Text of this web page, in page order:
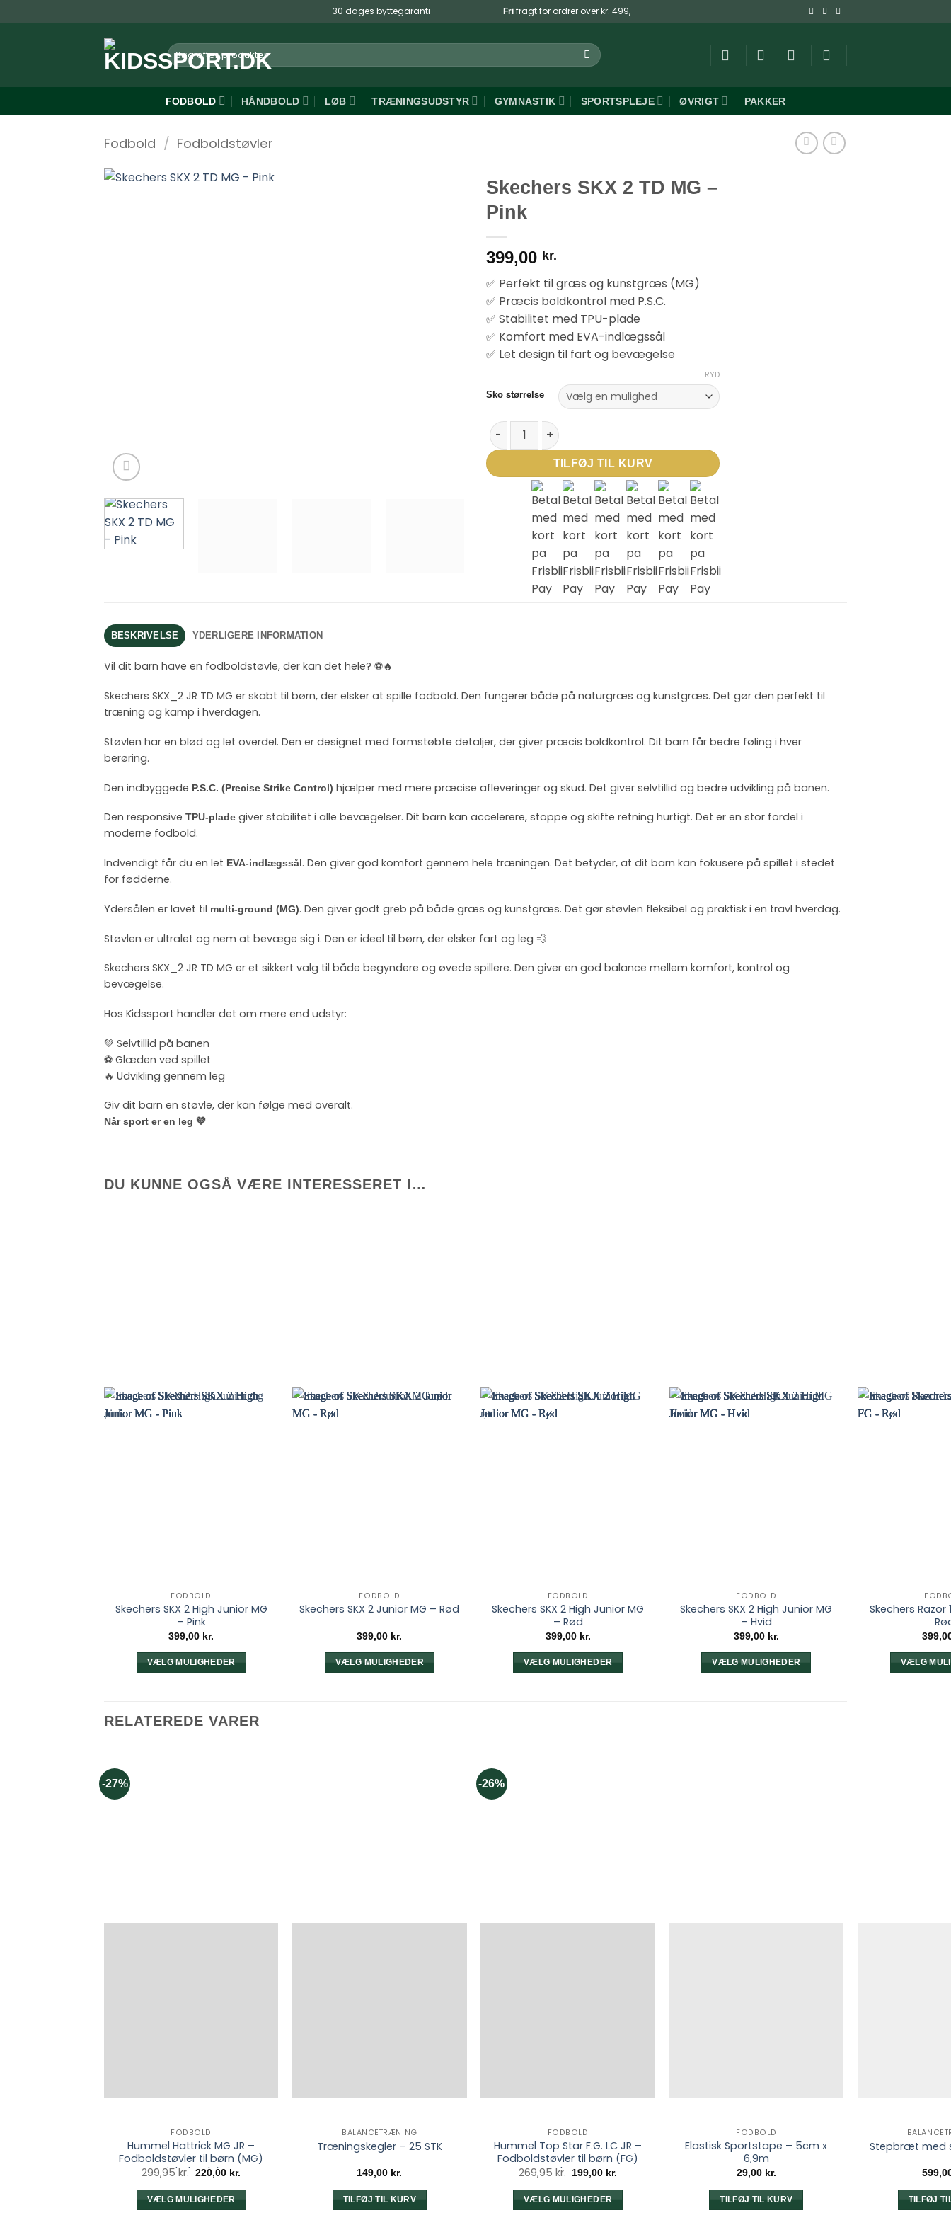
til
30 dages byttegaranti Fri fragt for ordrer over kr. 499,-
Søg
efter:
FODBOLD HÅNDBOLD LØB TRÆNINGSUDSTYR GYMNASTIK SPORTSPLEJE ØVRIGT PAKKER
Fodbold / Fodboldstøvler
Skechers SKX 2 TD MG –
Pink
399,00 kr.
✅ Perfekt til græs og kunstgræs (MG)
✅ Præcis boldkontrol med P.S.C.
✅ Stabilitet med TPU-plade
✅ Komfort med EVA-indlægssål
✅ Let design til fart og bevægelse
Sko størrelse
RYD
Skechers SKX 2 TD MG - Pink antal
TILFØJ TIL KURV
BESKRIVELSE YDERLIGERE INFORMATION
Vil dit barn have en fodboldstøvle, der kan det hele? ⚽🔥
Skechers SKX_2 JR TD MG er skabt til børn, der elsker at spille fodbold. Den fungerer både på naturgræs og kunstgræs. Det gør den perfekt til
træning og kamp i hverdagen.
Støvlen har en blød og let overdel. Den er designet med formstøbte detaljer, der giver præcis boldkontrol. Dit barn får bedre føling i hver
berøring.
Den indbyggede P.S.C. (Precise Strike Control) hjælper med mere præcise afleveringer og skud. Det giver selvtillid og bedre udvikling på banen.
Den responsive TPU-plade giver stabilitet i alle bevægelser. Dit barn kan accelerere, stoppe og skifte retning hurtigt. Det er en stor fordel i
moderne fodbold.
Indvendigt får du en let EVA-indlægssål. Den giver god komfort gennem hele træningen. Det betyder, at dit barn kan fokusere på spillet i stedet
for fødderne.
Ydersålen er lavet til multi-ground (MG). Den giver godt greb på både græs og kunstgræs. Det gør støvlen fleksibel og praktisk i en travl hverdag.
Støvlen er ultralet og nem at bevæge sig i. Den er ideel til børn, der elsker fart og leg 💨
Skechers SKX_2 JR TD MG er et sikkert valg til både begyndere og øvede spillere. Den giver en god balance mellem komfort, kontrol og
bevægelse.
Hos Kidssport handler det om mere end udstyr:
💚 Selvtillid på banen
⚽ Glæden ved spillet
🔥 Udvikling gennem leg
Giv dit barn en støvle, der kan følge med overalt.
Når sport er en leg 💚
DU KUNNE OGSÅ VÆRE INTERESSERET I…
FODBOLD
Skechers SKX 2 High Junior MG
– Pink
399,00 kr.
VÆLG MULIGHEDER
har
flere
FODBOLD
Skechers SKX 2 Junior MG – Rød
399,00 kr.
VÆLG MULIGHEDER
FODBOLD
Skechers SKX 2 High Junior MG
– Rød
399,00 kr.
VÆLG MULIGHEDER
FODBOLD
Skechers SKX 2 High Junior MG
– Hvid
399,00 kr.
VÆLG MULIGHEDER
Skechers Razor
VÆLG
RELATEREDE VARER
-27%
FODBOLD
Hummel Hattrick MG JR –
Fodboldstøvler til børn (MG)
Pink Flambè
299,95kr. Den
oprindelige
pris
var:
299,95 kr..
220,00 kr.Den
pris
220,00 kr..
VÆLG MULIGHEDER
BALANCETRÆNING
Træningskegler – 25 STK
149,00 kr.
TILFØJ TIL KURV
-26%
FODBOLD
Hummel Top Star F.G. LC JR –
Fodboldstøvler til børn (FG)
Dark Navy
269,95kr. Den
oprindelige
pris
var:
269,95 kr..
199,00 kr.
pris
199,00 kr..
VÆLG MULIGHEDER
FODBOLD
Elastisk Sportstape – 5cm x
6,9m
29,00 kr.
TILFØJ TIL KURV
Stepbræt med
TILFØJ